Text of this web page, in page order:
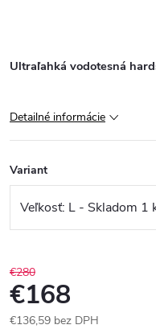
Ultraľahká vodotesná
Detailné informácie
Variant
€280
€168
€136,59 bez DPH